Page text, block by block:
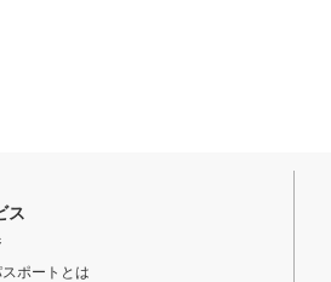
ス
ポートとは